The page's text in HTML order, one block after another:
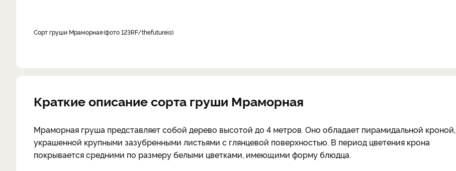
Сорт груши Мраморная фото 123RF/thefutureis
Краткие описание сорта груши Мраморная
Мраморная груша представляет собой дерево высотой до 4 метров. Оно обладает пирамидальной кроной,
украшенной крупными зазубренными листьями с глянцевой поверхностью. В период цветения крона
покрывается средними по размеру белыми цветками, имеющими форму блюдца.